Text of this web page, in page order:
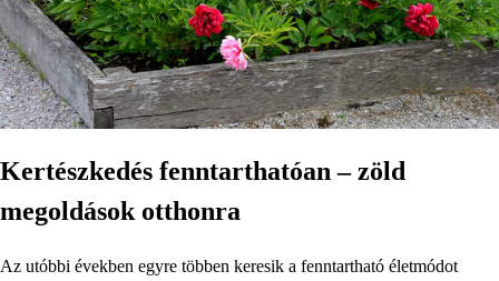
Kertészkedés fenntarthatóan – zöld
megoldások otthonra
Az utóbbi években egyre többen keresik a fenntartható életmódot